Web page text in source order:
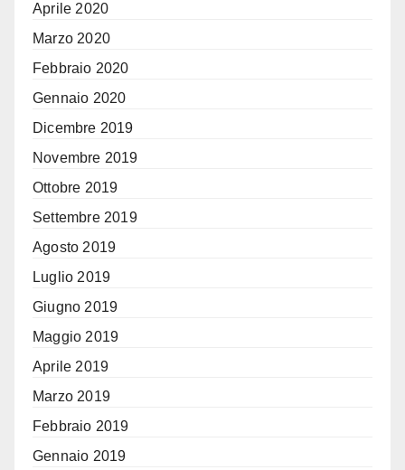
Aprile 2020
Marzo 2020
Febbraio 2020
Gennaio 2020
Dicembre 2019
Novembre 2019
Ottobre 2019
Settembre 2019
Agosto 2019
Luglio 2019
Giugno 2019
Maggio 2019
Aprile 2019
Marzo 2019
Febbraio 2019
Gennaio 2019